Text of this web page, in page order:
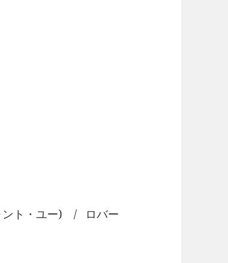
ト・ユー) / ロバー